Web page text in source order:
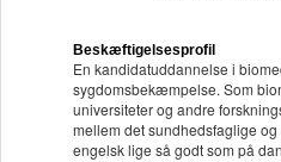
Beskæftigelsesprofil
En kandidatuddannelse i
sygdomsbekæmpelse. Som
universiteter og andre
mellem det sundhedsfaglige
engelsk lige så godt som på